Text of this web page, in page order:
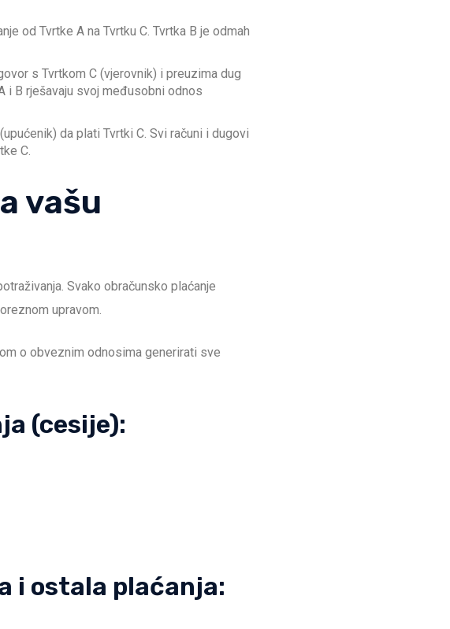
od Tvrtke A na Tvrtku C. Tvrtka B je odmah
s Tvrtkom C (vjerovnik) i preuzima dug
i B rješavaju svoj međusobni odnos
da plati Tvrtki C. Svi računi i dugovi
C.
vašu
Svako obračunsko plaćanje
upravom.
o obveznim odnosima generirati sve
(cesije):
i ostala plaćanja: